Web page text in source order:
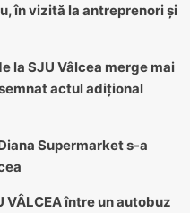
în vizită la antreprenori și
la SJU Vâlcea merge mai
actul adițional
Supermarket s-a
VÂLCEA între un autobuz